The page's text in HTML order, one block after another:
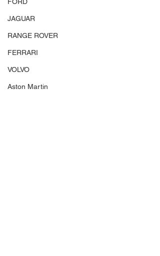
JAGUAR
RANGE ROVER
FERRARI
VOLVO
Aston Martin